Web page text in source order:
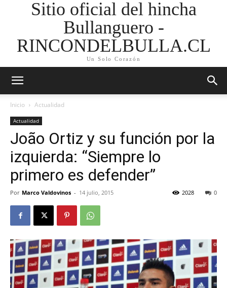
Sitio oficial del hincha
Bullanguero -
RINCONDELBULLA.CL
Un Solo Corazón
Inicio Actualidad
Actualidad
João Ortiz y su función por la
izquierda: “Siempre lo
primero es defender”
Por Marco Valdovinos - 14 julio, 2015 0
2028